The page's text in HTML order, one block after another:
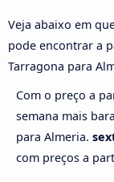
Veja abaixo em
pode encontrar a
Tarragona para
Com o preço a
semana mais
para Almeria.
com preços a